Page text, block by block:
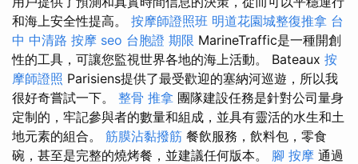
和海上安全性提高。 按摩師證照班 明道花園城整復推拿 台
中 中清路 按摩 seo 台胞證 期限 MarineTraffic是一種開創
性的工具，可讓您監視世界各地的海上活動。 Bateaux 按
摩師證照 Parisiens提供了最受歡迎的塞納河巡遊，所以我
很好奇嘗試一下。 整骨 推拿 團隊建設任務是針對公司量身
定制的，牢記參與者的數量和組成，並具有靈活的水生和土
地元素的組合。 筋膜沾黏撥筋 餐飲服務，飲料包，零食
碗，甚至是完整的燒烤餐，並建議任何版本。 腳 按摩 通過